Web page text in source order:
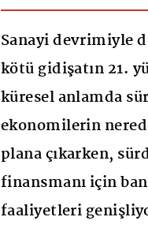
Sanayi devrimiyle
kötü gidişatın 21.
küresel anlamda
ekonomilerin
plana çıkarken,
finansmanı için
faaliyetleri